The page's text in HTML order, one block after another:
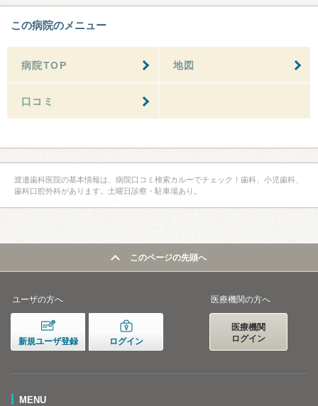
この病院のメニュー
病院TOP 地図
口コミ
渡邉歯科医院の基本情報は、病院口コミ検索カルーでチェック！歯科、小児歯科、
歯科口腔外科があります。土曜日診察・駐車場あり。
このページの先頭へ
ユーザの方へ
新規ユーザ登録 ログイン
医療機関の方へ
医療機関
ログイン
MENU